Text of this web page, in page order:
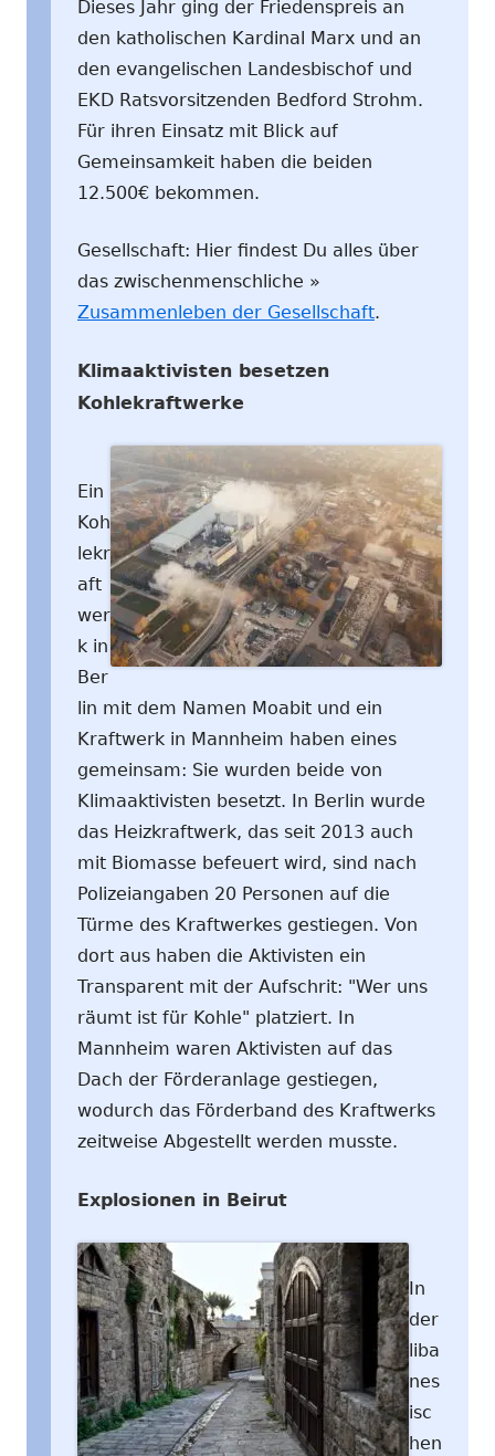
Dieses Jahr ging der Friedenspreis an
den katholischen Kardinal Marx und an
den evangelischen Landesbischof und
EKD Ratsvorsitzenden Bedford Strohm.
Für ihren Einsatz mit Blick auf
Gemeinsamkeit haben die beiden
12.500€ bekommen.
Gesellschaft: Hier findest Du alles über
das zwischenmenschliche »
Zusammenleben der Gesellschaft.
Klimaaktivisten besetzen
Kohlekraftwerke
Ein
Koh
lekr
aft
wer
k in
Ber
lin mit dem Namen Moabit und ein
Kraftwerk in Mannheim haben eines
gemeinsam: Sie wurden beide von
Klimaaktivisten besetzt. In Berlin wurde
das Heizkraftwerk, das seit 2013 auch
mit Biomasse befeuert wird, sind nach
Polizeiangaben 20 Personen auf die
Türme des Kraftwerkes gestiegen. Von
dort aus haben die Aktivisten ein
Transparent mit der Aufschrit: "Wer uns
räumt ist für Kohle" platziert. In
Mannheim waren Aktivisten auf das
Dach der Förderanlage gestiegen,
wodurch das Förderband des Kraftwerks
zeitweise Abgestellt werden musste.
Explosionen in Beirut
In
der
liba
nes
isc
hen